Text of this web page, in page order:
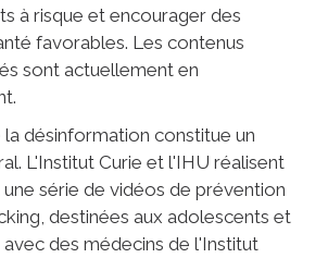
à risque et encourager des
favorables. Les contenus
sont actuellement en
désinformation constitue un
L'Institut Curie et l'IHU réalisent
série de vidéos de prévention
destinées aux adolescents et
des médecins de l'Institut